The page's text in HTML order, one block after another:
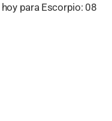
para Escorpio: 08